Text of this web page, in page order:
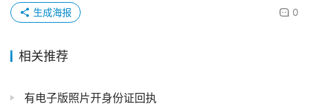
0
生成海报
相关推荐
有电子版照片开身份证回执